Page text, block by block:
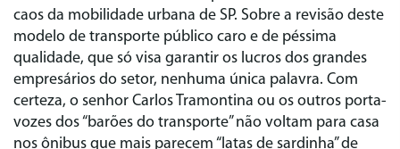
caos da mobilidade urbana de SP. Sobre a revisão deste
modelo de transporte público caro e de péssima
qualidade, que só visa garantir os lucros dos grandes
empresários do setor, nenhuma única palavra. Com
certeza, o senhor Carlos Tramontina ou os outros porta-
vozes dos “barões do transporte” não voltam para casa
nos ônibus que mais parecem “latas de sardinha” de